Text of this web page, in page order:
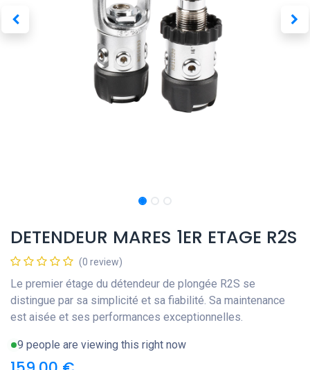
DETENDEUR MARES 1ER ETAGE R2S
(0 review)
Le premier étage du détendeur de plongée R2S se
distingue par sa simplicité et sa fiabilité. Sa maintenance
est aisée et ses performances exceptionnelles.
9 people are viewing this right now